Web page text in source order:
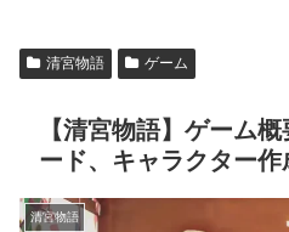
清宮物語 ゲーム
【清宮物語】ゲーム
ード、キャラクター
清宮物語